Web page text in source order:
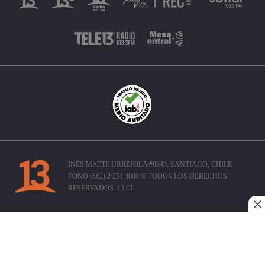
INÉS MATTE URREJOLA #0848, SANTIAGO, CHILE
FONO (562) 2 251 4000 © TODOS LOS DERECHOS
RESERVADOS. 13.CL